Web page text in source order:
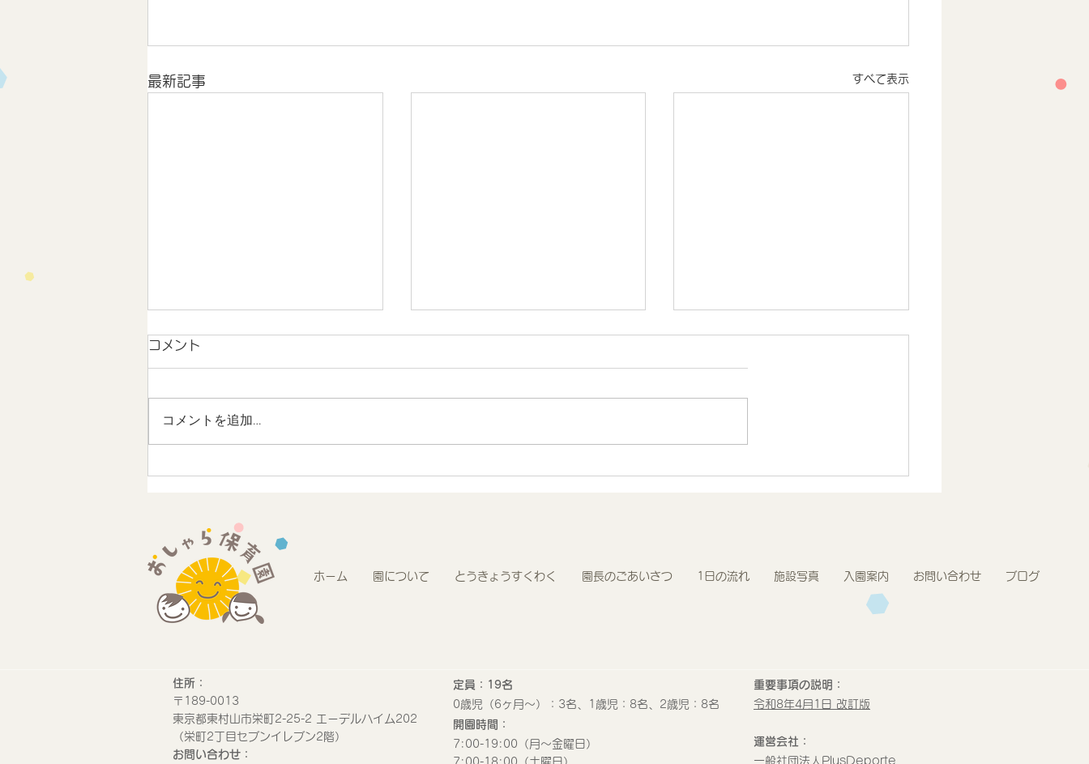
最新記事 すべて表示
地域連携 未来のストリート
加しました
地域連携 町会の盆踊りでヨ
R8.7月度 とうきょうすく
コメント
コメントを追加…
ホーム 園について とうきょうすくわく 園長のごあいさつ 1日の流れ 施設写真 入園案内 お問い合わせ ブログ
​住所：
​〒189-0013
​東京都東村山市栄町2-25-2 エーデルハイム202
​（栄町2丁目セブンイレブン2階）
​お問い合わせ：
定員：19名
0歳児（6ヶ月〜）：3名、1歳児：8名、2歳児：8名
開園時間：
​7:00-19:00（月〜金曜日）
​7:00-18:00（土曜日）
重要事項の説明：
令和8年4月1日 改訂版
運営会社：
​一般社団法人PlusDeporte